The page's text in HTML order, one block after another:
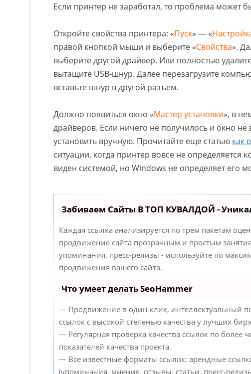
Если принтер не заработал, то проблема может
Откройте свойства принтера: «Пуск» — «
правой кнопкой мыши и выберите «Свойства».
выберите другой драйвер. Или полностью
вытащите USB-шнур. Далее перезагрузите
вставьте шнур в другой разъем.
Должно появиться окно «Мастер установки», в
драйверов. Если ничего не получилось и окно
установить вручную. Прочитайте еще статью как
ситуации, когда принтер вовсе не определяется
виден системой, но Windows не определяет его
Забиваем Сайты В ТОП КУВАЛДОЙ -
Каждая ссылка анализируется по трем пакетам
продвижение сайта прозрачным и простым
упоминания, пресс-релизы - используйте по
продвижения вашего сайта.
Что умеет делать SeoHammer
— Продвижение в один клик, интеллектуальный
ссылок с высокой степенью качества у лучших
— Регулярная проверка качества ссылок по более
показателей качества проекта.
— Все известные форматы ссылок: арендные
(упоминания, мнения, отзывы, статьи, пресс-